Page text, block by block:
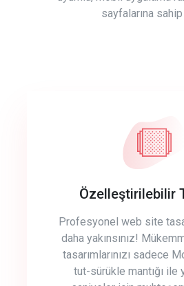
sayfalarına
Özelleştirilebilir
Profesyonel web site
daha yakınsınız!
tasarımlarınızı sadece
tut-sürükle mantığı ile